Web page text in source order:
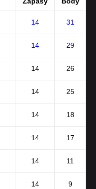
14 31
14 29
14 26
14 25
14 18
14 17
14 11
14 9